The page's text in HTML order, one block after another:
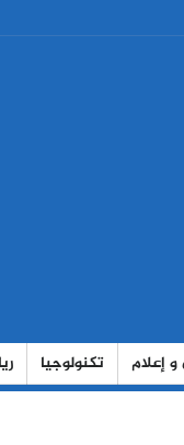
إعلام تكنولوجيا